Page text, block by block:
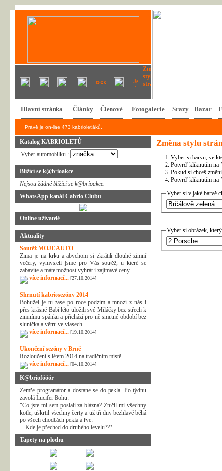
Hlavní stránka Články Členové Fotogalerie Srazy Bazar
Právě je on-line 473 kabrioleťáků.
Katalog KABRIOLETŮ
Vyber automobilku :
Blížící se k@brioakce
Nejsou žádné blížící se k@brioakce.
WhatsApp kanál Cabrio Clubu
Online uživatelé
Aktuality
Soutěž MOJE AUTO
Zima je na krku a abychom si zkrátili dlouhé zimní
večery, vymysleli jsme pro Vás soutěž, u které se
zabavíte a máte možnost vyhrát i zajímavé ceny.
více informací... [27.10.2014]
---------------------------------------------------------------
Shrnutí kabriosezóny 2014
Bohužel je tu zase po roce podzim a mnozí z nás i
přes krásné Babí léto uložili své Miláčky bez střech k
zimnímu spánku a přichází pro ně smutné období bez
sluníčka a větru ve vlasech.
více informací... [19.10.2014]
---------------------------------------------------------------
Ukončení sezóny v Brně
Rozloučení s létem 2014 na tradičním místě.
více informací... [04.10.2014]
K@briofóóór
Zemře programátor a dostane se do pekla. Po týdnu
zavolá Lucifer Bohu:
"Co jste mi sem poslali za blázna? Zničil mi všechny
kotle, uškrtil všechny čerty a už tři dny bezhlavě běhá
po všech chodbách pekla a řve:
-- Kde je přechod do druhého levelu???
Tapety na plochu
Změna stylu
Vyber si barvu, ve
Potvrď kliknutím na
Pokud si chceš
Potvrď kliknutím na
Vyber si v jaké barvě
Vyber si obrázek,